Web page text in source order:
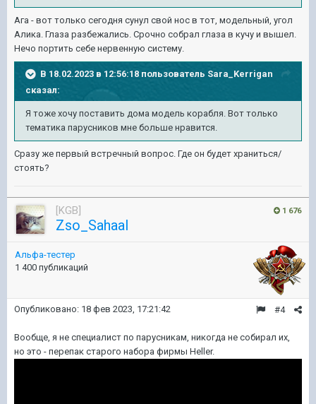
Ага - вот только сегодня сунул свой нос в тот, модельный, угол
Алика. Глаза разбежались. Срочно собрал глаза в кучу и вышел.
Нечо портить себе нервенную систему.
В 18.02.2023 в 12:56:18 пользователь Sara_Kerrigan
сказал:
Я тоже хочу поставить дома модель корабля. Вот только
тематика парусников мне больше нравится.
Сразу же первый встречный вопрос. Где он будет храниться/
стоять?
1 676
[KGB]
Zso_Sahaal
Альфа-тестер
1 400 публикаций
#4
Опубликовано: 18 фев 2023, 17:21:42
Вообще, я не специалист по парусникам, никогда не собирал их,
но это - перепак старого набора фирмы Heller.